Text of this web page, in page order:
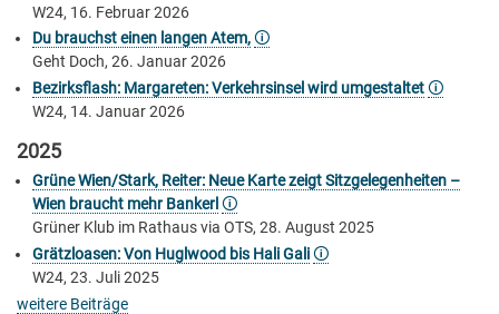
W24, 16. Februar 2026
Du brauchst einen langen Atem,🛈
Geht Doch, 26. Januar 2026
Bezirksflash: Margareten: Verkehrsinsel wird umgestaltet🛈
W24, 14. Januar 2026
2025
Grüne Wien/Stark, Reiter: Neue Karte zeigt Sitzgelegenheiten –
Wien braucht mehr Bankerl 🛈
Grüner Klub im Rathaus via OTS, 28. August 2025
Grätzloasen: Von Huglwood bis Hali Gali🛈
W24, 23. Juli 2025
weitere Beiträge